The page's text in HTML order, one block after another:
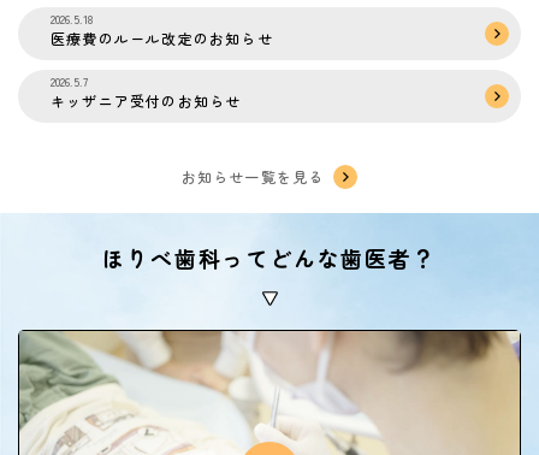
2026.5.18
医療費のルール改定のお知らせ
2026.5.7
キッザニア受付のお知らせ
お知らせ一覧を見る
ほりべ歯科ってどんな歯医者？